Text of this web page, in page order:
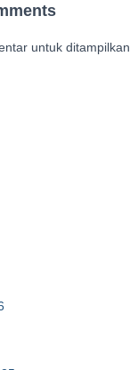
untuk ditampilkan.